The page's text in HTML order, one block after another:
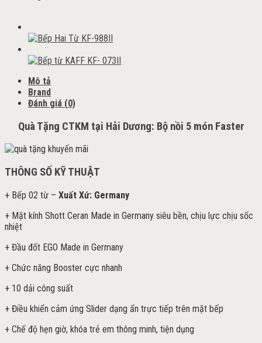
Mô tả
Brand
Đánh giá (0)
Quà Tặng CTKM tại Hải Dương: Bộ nồi 5 món Faster
THÔNG SỐ KỸ THUẬT
+ Bếp 02 từ – Xuất Xứ: Germany
+ Mặt kính Shott Ceran Made in Germany siêu bền, chịu lực chịu sốc
nhiệt
+ Đầu đốt EGO Made in Germany
+ Chức năng Booster cực nhanh
+ 10 dải công suất
+ Điều khiển cảm ứng Slider dạng ẩn trực tiếp trên mặt bếp
+ Chế độ hẹn giờ, khóa trẻ em thông minh, tiện dụng